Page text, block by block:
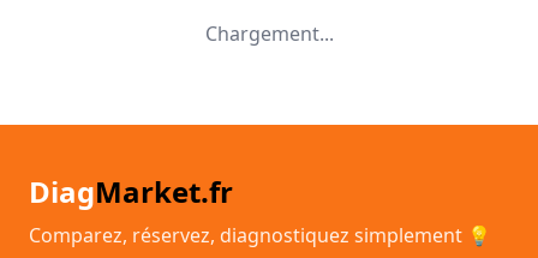
Chargement...
DiagMarket.fr
Comparez, réservez, diagnostiquez simplement 💡